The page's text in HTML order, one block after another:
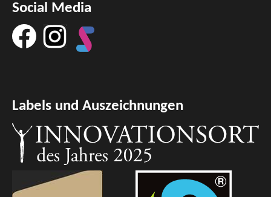
Social Media
Labels und Auszeichnungen